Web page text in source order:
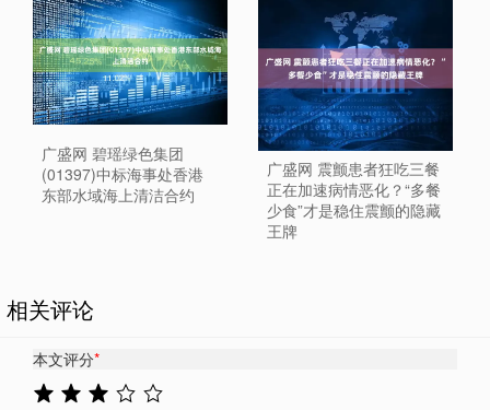
广盛网 碧瑶绿色集团
(01397)中标海事处香港
东部水域海上清洁合约
广盛网 震颤患者狂吃三餐
正在加速病情恶化？“多餐
少食”才是稳住震颤的隐藏
王牌
相关评论
本文评分*